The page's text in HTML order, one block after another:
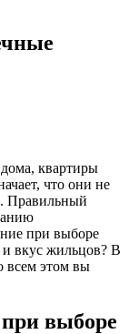
квартиры
что они не
Правильный
при выборе
и вкус жильцов? В
всем этом вы
выборе